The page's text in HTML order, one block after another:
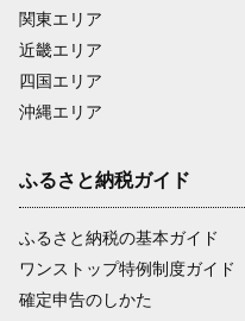
関東エリア
近畿エリア
四国エリア
沖縄エリア
ふるさと納税ガイド
ふるさと納税の基本ガイド
ワンストップ特例制度ガイド
確定申告のしかた